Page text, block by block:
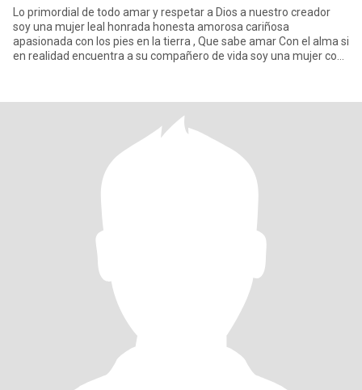
Lo primordial de todo amar y respetar a Dios a nuestro creador
soy una mujer leal honrada honesta amorosa cariñosa
apasionada con los pies en la tierra , Que sabe amar Con el alma si
en realidad encuentra a su compañero de vida soy una mujer con